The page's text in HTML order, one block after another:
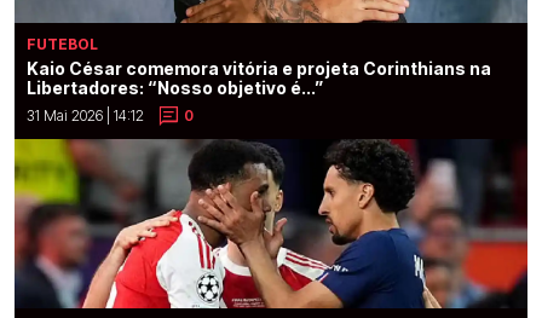
FUTEBOL
Kaio César comemora vitória e projeta Corinthians na
Libertadores: “Nosso objetivo é...”
31 Mai 2026 | 14:12 0